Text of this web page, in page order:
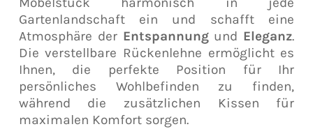
Gartenlandschaft ein und schafft eine
Atmosphäre der Entspannungund Eleganz.
Die verstellbare Rückenlehne ermöglicht es
Ihnen, die perfekte Position für Ihr
persönliches Wohlbefinden zu finden,
während die zusätzlichen Kissen für
maximalen Komfort sorgen.